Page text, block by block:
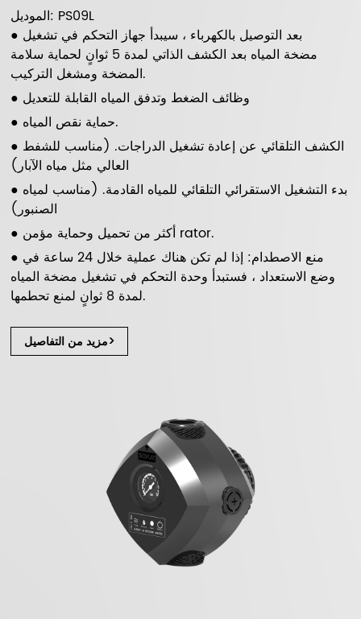
الموديل: PS09L
● بعد التوصيل بالكهرباء ، سيبدأ جهاز التحكم في تشغيل
مضخة المياه بعد الكشف الذاتي لمدة 5 ثوانٍ لحماية سلامة
المضخة ومشغل التركيب.
● وظائف الضغط وتدفق المياه القابلة للتعديل
● حماية نقص المياه.
● الكشف التلقائي عن إعادة تشغيل الدراجات. (مناسب للشفط
العالي مثل مياه الآبار)
● بدء التشغيل الاستقرائي التلقائي للمياه القادمة. (مناسب لمياه
الصنبور)
● أكثر من تحميل وحماية مؤمن rator.
● منع الاصطدام: إذا لم تكن هناك عملية خلال 24 ساعة في
وضع الاستعداد ، فستبدأ وحدة التحكم في تشغيل مضخة المياه
لمدة 8 ثوانٍ لمنع تحطمها.
مزيد من التفاصيل>